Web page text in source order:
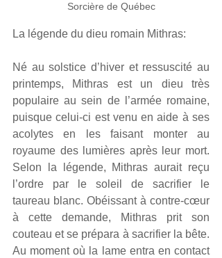
Sorcière de Québec
La légende du dieu romain Mithras:
Né au solstice d’hiver et ressuscité au
printemps, Mithras est un dieu très
populaire au sein de l’armée romaine,
puisque celui-ci est venu en aide à ses
acolytes en les faisant monter au
royaume des lumières après leur mort.
Selon la légende, Mithras aurait reçu
l’ordre par le soleil de sacrifier le
taureau blanc. Obéissant à contre-cœur
à cette demande, Mithras prit son
couteau et se prépara à sacrifier la bête.
Au moment où la lame entra en contact